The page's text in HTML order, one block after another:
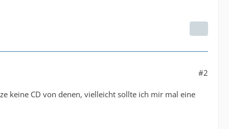
#2
keine CD von denen, vielleicht sollte ich mir mal eine